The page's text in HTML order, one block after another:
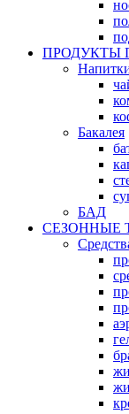
ПРОДУКТЫ
Бакалея
БАД
СЕЗОННЫЕ